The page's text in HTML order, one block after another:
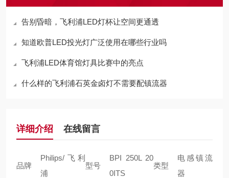
告别昏暗，飞利浦LED灯杯让空间更通透
知道欧普LED投光灯广泛使用在哪些行业吗
飞利浦LED体育馆灯具比赛中的亮点
什么样的飞利浦石英金卤灯不需要配镇流器
详细介绍 在线留言
品牌
Philips/飞利
浦
型号
BPI 250L 20
0ITS
类型
电感镇流
器